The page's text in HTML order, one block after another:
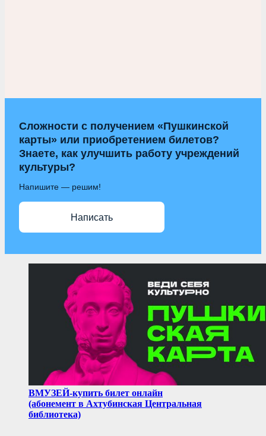
Сложности с получением «Пушкинской
карты» или приобретением билетов?
Знаете, как улучшить работу учреждений
культуры?
Напишите — решим!
Написать
ВМУЗЕЙ-купить билет онлайн
(абонемент в Ахтубинская Центральная
библиотека)